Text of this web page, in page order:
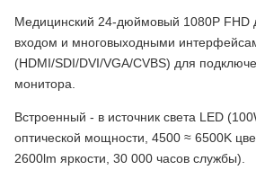
Медицинский 24-дюймовый 1080P FHD
входом и многовыходными
(HDMI/SDI/DVI/VGA/CVBS) для
монитора.
Встроенный - в источник света LED
оптической мощности, 4500 ≈ 6500K
2600lm яркости, 30 000 часов службы).